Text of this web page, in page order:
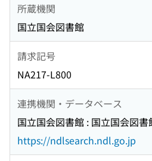
所蔵機関
国立国会図書館
請求記号
NA217-L800
連携機関・データベース
国立国会図書館 : 国立国会図書
https://ndlsearch.ndl.go.jp